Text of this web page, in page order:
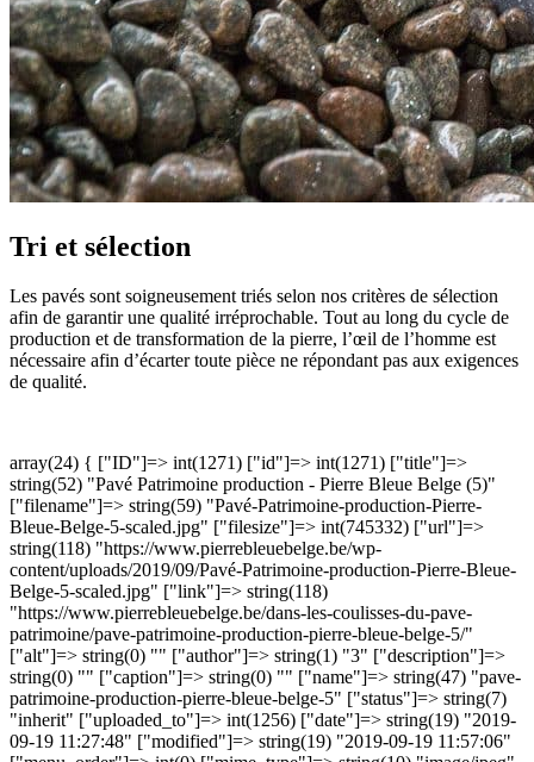
Tri et sélection
Les pavés sont soigneusement triés selon nos critères de sélection
afin de garantir une qualité irréprochable. Tout au long du cycle de
production et de transformation de la pierre, l’œil de l’homme est
nécessaire afin d’écarter toute pièce ne répondant pas aux exigences
de qualité.
array(24) { ["ID"]=> int(1271) ["id"]=> int(1271) ["title"]=>
string(52) "Pavé Patrimoine production - Pierre Bleue Belge (5)"
["filename"]=> string(59) "Pavé-Patrimoine-production-Pierre-
Bleue-Belge-5-scaled.jpg" ["filesize"]=> int(745332) ["url"]=>
string(118) "https://www.pierrebleuebelge.be/wp-
content/uploads/2019/09/Pavé-Patrimoine-production-Pierre-Bleue-
Belge-5-scaled.jpg" ["link"]=> string(118)
"https://www.pierrebleuebelge.be/dans-les-coulisses-du-pave-
patrimoine/pave-patrimoine-production-pierre-bleue-belge-5/"
["alt"]=> string(0) "" ["author"]=> string(1) "3" ["description"]=>
string(0) "" ["caption"]=> string(0) "" ["name"]=> string(47) "pave-
patrimoine-production-pierre-bleue-belge-5" ["status"]=> string(7)
"inherit" ["uploaded_to"]=> int(1256) ["date"]=> string(19) "2019-
09-19 11:27:48" ["modified"]=> string(19) "2019-09-19 11:57:06"